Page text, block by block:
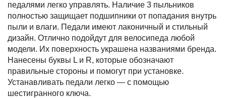
педалями легко управлять. Наличие 3 пыльников
полностью защищает подшипники от попадания внутрь
пыли и влаги. Педали имеют лаконичный и стильный
дизайн. Отлично подойдут для велосипеда любой
модели. Их поверхность украшена названиями бренда.
Нанесены буквы L и R, которые обозначают
правильные стороны и помогут при установке.
Устанавливать педали легко — с помощью
шестигранного ключа.